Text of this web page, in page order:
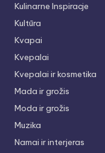
Kulinarne Inspiracje
Kultūra
Kvapai
Kvepalai
Kvepalai ir kosmetika
Mada ir grožis
Moda ir grožis
Muzika
Namai ir interjeras